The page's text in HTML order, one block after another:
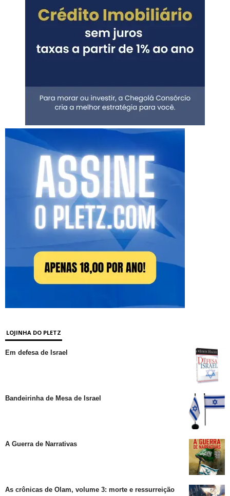
LOJINHA DO PLETZ
Em defesa de Israel
Bandeirinha de Mesa de Israel
A Guerra de Narrativas
As crônicas de Olam, volume 3: morte e ressurreição